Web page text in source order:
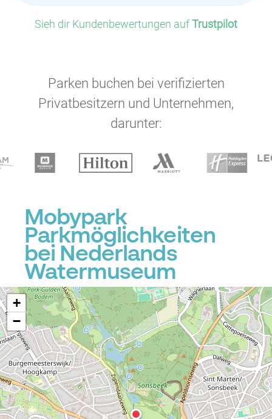
Sieh dir Kundenbewertungen aufTrustpilot
Parken buchen bei verifizierten
Privatbesitzern und Unternehmen,
darunter:
Mobypark
Parkmöglichkeiten
bei Nederlands
Watermuseum
+
−